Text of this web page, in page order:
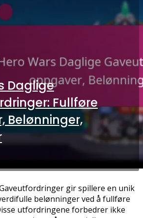
Daglige
Fullføre
Belønninger,
gir spillere en unik
belønninger ved å fullføre
utfordringene forbedrer ikke